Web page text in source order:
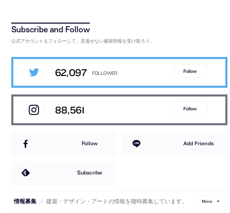
公式アカウントをフォローして、見逃せない建築情報を受け取ろう。
62,097 Follow
88,561 Follow
Follow Add Friends
Subscribe
情報募集 ／ 建築・デザイン・アートの情報を随時募集しています。 More